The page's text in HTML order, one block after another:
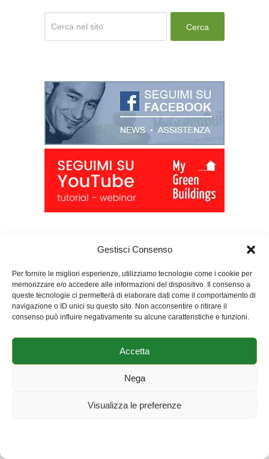
Gestisci Consenso
Per fornire le migliori esperienze, utilizziamo tecnologie come i cookie per
memorizzare e/o accedere alle informazioni del dispositivo. Il consenso a
queste tecnologie ci permetterà di elaborare dati come il comportamento di
navigazione o ID unici su questo sito. Non acconsentire o ritirare il
consenso può influire negativamente su alcune caratteristiche e funzioni.
Accetta
Nega
Visualizza le preferenze
Cerca